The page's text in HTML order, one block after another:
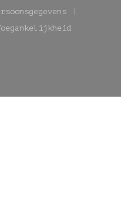
in een nieuw
een nieuw venster))
((opent in een